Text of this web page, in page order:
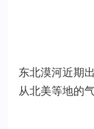
东北漠河近期
从北美等地的